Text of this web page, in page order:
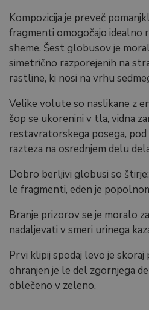
Kompozicija je preveč
fragmenti omogočajo
sheme. Šest globusov je
simetrično razporejenih na
rastline, ki nosi na vrhu
Velike volute so naslikane z
šop se ukorenini v tla, vidna
restavratorskega posega,
razteza na osrednjem delu
Dobro berljivi globusi so
le fragmenti, eden je
Branje prizorov se je moralo
nadaljevati v smeri urinega
Prvi klipij spodaj levo je
ohranjen je le del zgornjega
oblečeno v zeleno.